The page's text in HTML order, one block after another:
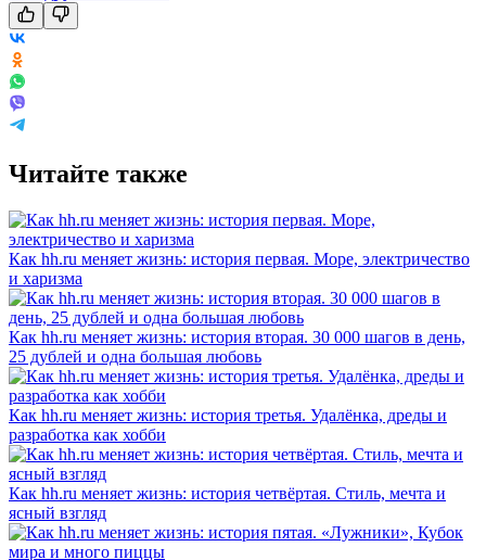
Читайте также
Как hh.ru меняет жизнь: история первая. Море, электричество
и харизма
Как hh.ru меняет жизнь: история вторая. 30 000 шагов в день,
25 дублей и одна большая любовь
Как hh.ru меняет жизнь: история третья. Удалёнка, дреды и
разработка как хобби
Как hh.ru меняет жизнь: история четвёртая. Стиль, мечта и
ясный взгляд